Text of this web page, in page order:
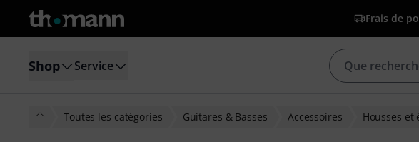
Frais de
Shop Service
Toutes les catégories Guitares & Basses Accessoires Housses et